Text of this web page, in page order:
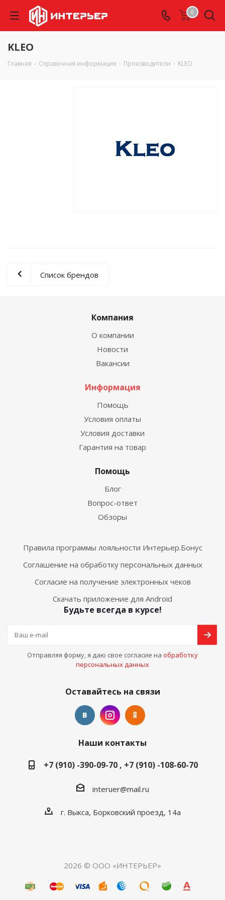
0
KLEO
Главная - Справочная информация - Производители - KLEO
Список брендов
Компания
О компании
Новости
Вакансии
Информация
Помощь
Условия оплаты
Условия доставки
Гарантия на товар
Помощь
Блог
Вопрос-ответ
Обзоры
Правила программы лояльности Интерьер.Бонус
Соглашение на обработку персональных данных
Согласие на получение электронных чеков
Скачать приложение для Android
Будьте всегда в курсе!
Отправляя форму, я даю свое согласие на обработку
персональных данных
Оставайтесь на связи
Наши контакты
+7 (910) -390-09-70 , +7 (910) -108-60-70
interuer@mail.ru
г. Выкса, Борковский проезд, 14а
2026 © ООО «ИНТЕРЬЕР»